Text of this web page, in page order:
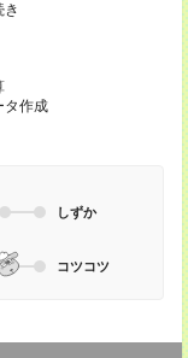
き
タ作成
しずか
コツコツ